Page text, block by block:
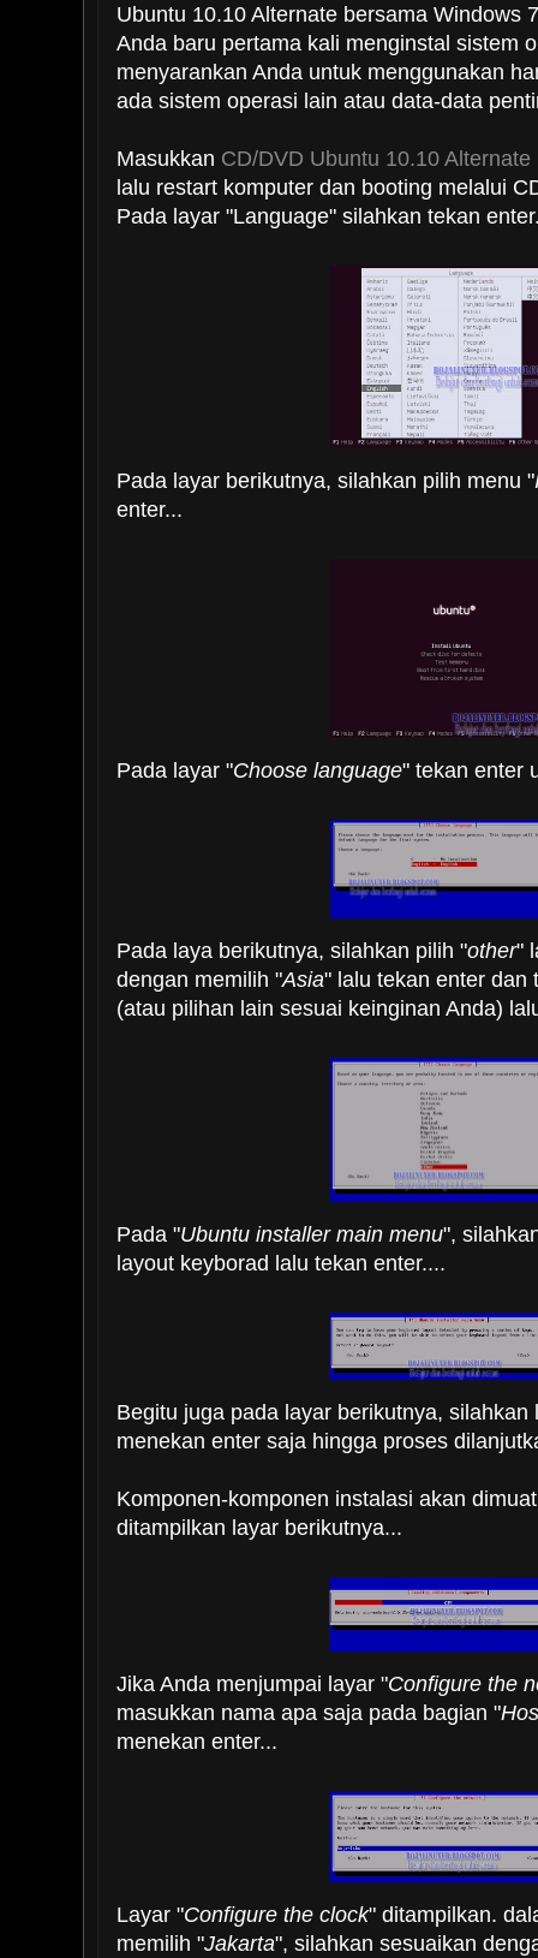
Ubuntu 10.10 Alternate bersama Windows
Anda baru pertama kali menginstal sistem
menyarankan Anda untuk menggunakan
ada sistem operasi lain atau data-data
Masukkan CD/DVD Ubuntu 10.10 Alternate
lalu restart komputer dan booting melalui
Pada layar "Language" silahkan tekan
Pada layar berikutnya, silahkan pilih menu "
enter...
Pada layar "Choose language" tekan enter
Pada laya berikutnya, silahkan pilih "other"
dengan memilih "Asia" lalu tekan enter dan
(atau pilihan lain sesuai keinginan Anda)
Pada "Ubuntu installer main menu",
layout keyborad lalu tekan enter....
Begitu juga pada layar berikutnya, silahkan
menekan enter saja hingga proses
Komponen-komponen instalasi akan
ditampilkan layar berikutnya...
Jika Anda menjumpai layar "Configure the
masukkan nama apa saja pada bagian "
menekan enter...
Layar "Configure the clock" ditampilkan.
memilih "Jakarta", silahkan sesuaikan